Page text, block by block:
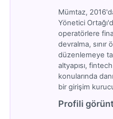
Mümtaz,
Yönetici
operatörlere
devralma, sınır
düzenlemeye
altyapısı,
konularında
bir girişim
Profili